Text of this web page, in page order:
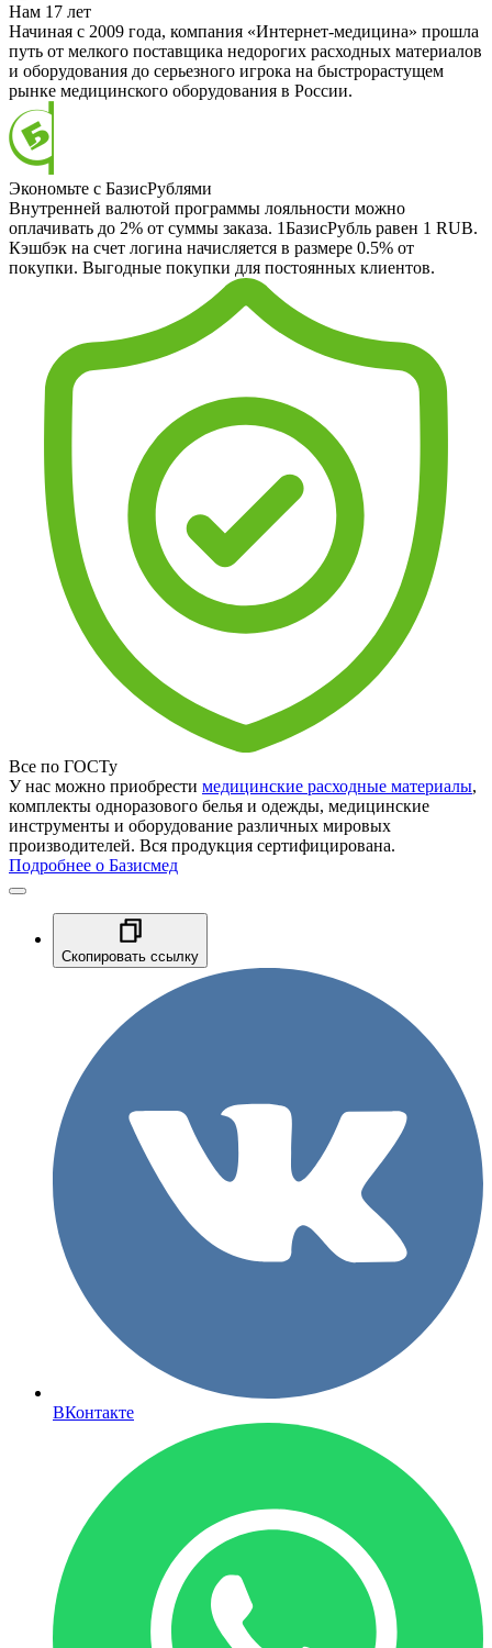
Нам 17 лет
Начиная с 2009 года, компания «Интернет-медицина» прошла
путь от мелкого поставщика недорогих расходных материалов
и оборудования до серьезного игрока на быстрорастущем
рынке медицинского оборудования в России.
Экономьте с БазисРублями
Внутренней валютой программы лояльности можно
оплачивать до 2% от суммы заказа. 1БазисРубль равен 1 RUB.
Кэшбэк на счет логина начисляется в размере 0.5% от
покупки. Выгодные покупки для постоянных клиентов.
Все по ГОСТу
У нас можно приобрести медицинские расходные материалы,
комплекты одноразового белья и одежды, медицинские
инструменты и оборудование различных мировых
производителей. Вся продукция сертифицирована.
Подробнее о Базисмед
Скопировать ссылку
ВКонтакте